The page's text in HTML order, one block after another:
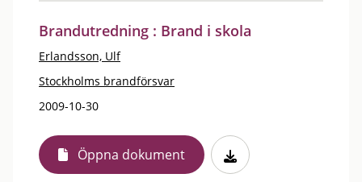
Brandutredning : Brand i skola
Erlandsson, Ulf
Stockholms brandförsvar
2009-10-30
Öppna dokument